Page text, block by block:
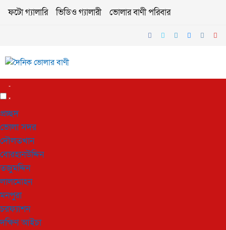
ফটো গ্যালারি ভিডিও গ্যালারী ভোলার বাণী পরিবার
প্রচ্ছদ
ভোলা সদর
দৌলতখান
বোরহানউদ্দিন
তজুমদ্দিন
লালমোহন
মনপুরা
চরফ্যাশন
দক্ষিণ আইচা